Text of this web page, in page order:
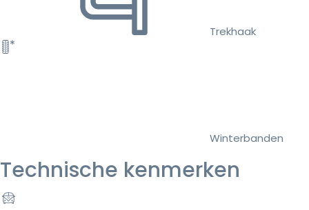
Trekhaak
Winterbanden
Technische kenmerken